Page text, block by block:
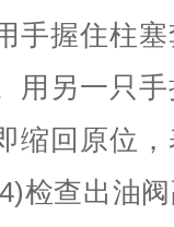
手握住柱
用另一只
缩回原位
检查出油